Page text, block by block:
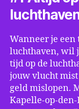
Wanneer je een
luchthaven, wil
tijd op de
jouw vlucht mist
geld mislopen.
Kapelle-op-den-